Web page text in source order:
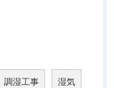
調湿工事 湿気